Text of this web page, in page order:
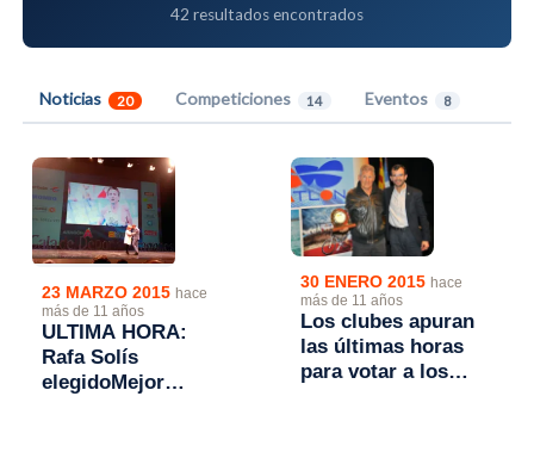
42 resultados encontrados
Noticias 20 Competiciones 14 Eventos 8
23 MARZO 2015 hace
más de 11 años
ULTIMA HORA:
Rafa Solís
elegidoMejor
30 ENERO 2015 hace
más de 11 años
Los clubes apuran
las últimas horas
para votar a los